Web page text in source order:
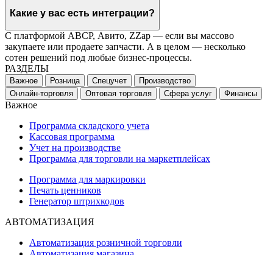
Какие у вас есть интеграции?
С платформой ABCP, Авито, ZZap — если вы массово
закупаете или продаете запчасти. А в целом — несколько
сотен решений под любые бизнес-процессы.
РАЗДЕЛЫ
Важное Розница Спецучет
Производство
Онлайн-торговля
Оптовая торговля Сфера услуг Финансы
Важное
Программа складского учета
Кассовая программа
Учет на производстве
Программа для торговли на маркетплейсах
Программа для маркировки
Печать ценников
Генератор штрихкодов
АВТОМАТИЗАЦИЯ
Автоматизация розничной торговли